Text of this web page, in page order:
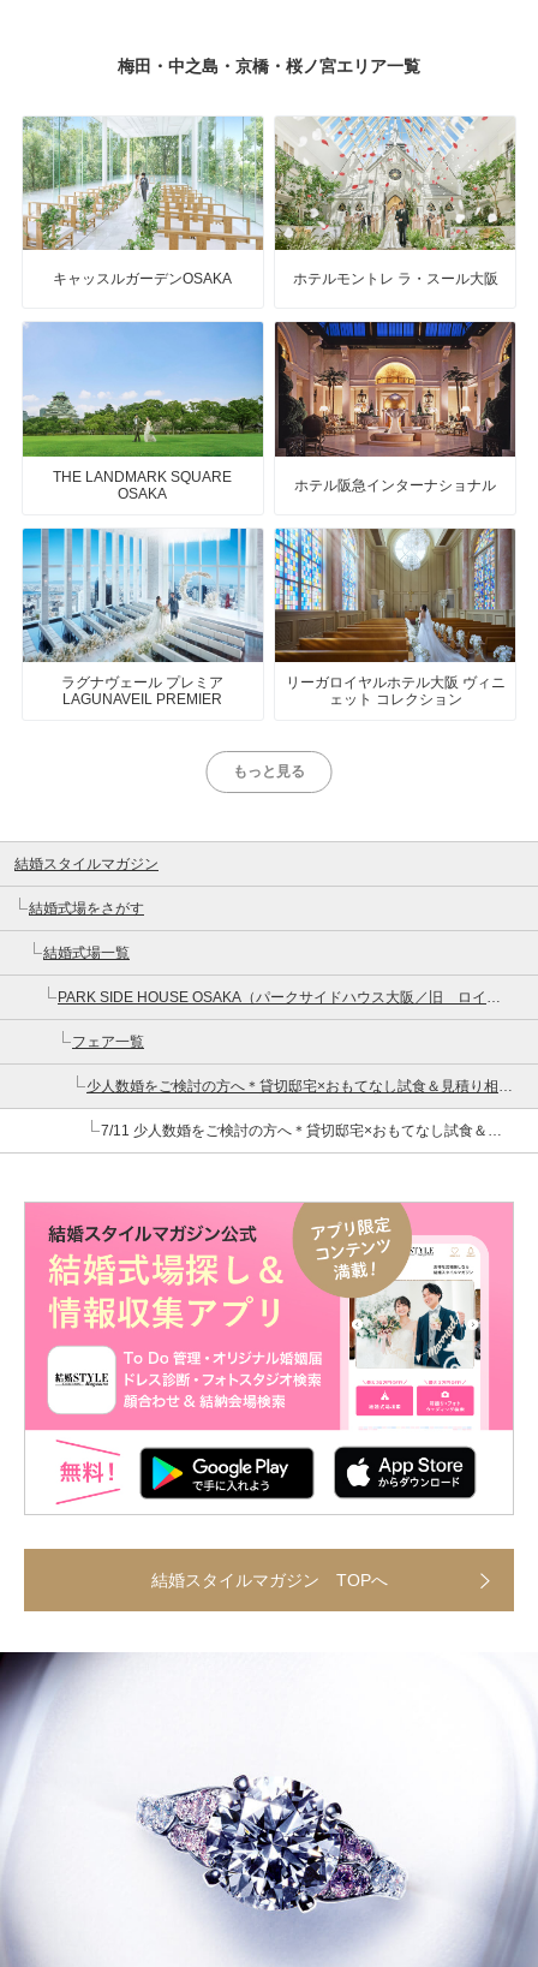
梅田・中之島・京橋・桜ノ宮エリア一覧
キャッスルガーデンOSAKA ホテルモントレ ラ・スール大阪
THE LANDMARK SQUARE
OSAKA
ホテル阪急インターナショナル
ラグナヴェール プレミア
LAGUNAVEIL PREMIER
リーガロイヤルホテル大阪 ヴィニ
ェット コレクション
もっと見る
結婚スタイルマガジン
結婚式場をさがす
結婚式場一覧
PARK SIDE HOUSE OSAKA（パークサイドハウス大阪／旧 ロイヤルガーデン大阪梅田）
フェア一覧
少人数婚をご検討の方へ＊貸切邸宅×おもてなし試食＆見積り相談＊
7/11 少人数婚をご検討の方へ＊貸切邸宅×おもてなし試食＆見積り相談＊
結婚スタイルマガジン TOPへ